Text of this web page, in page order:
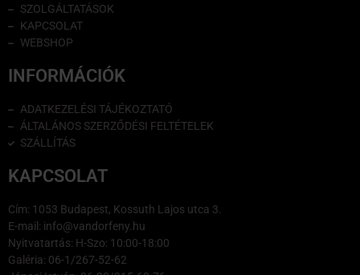
SZOLGÁLTATÁSOK
KAPCSOLAT
WEBSHOP
INFORMÁCIÓK
ADATKEZELÉSI TÁJÉKOZTATÓ
ÁLTALÁNOS SZERZŐDÉSI FELTÉTELEK
SZÁLLÍTÁS
KAPCSOLAT
Cím: 1053 Budapest, Kossuth Lajos utca 3.
E-mail: info@vandorfeny.hu
Nyitvatartás: H-Szo: 10:00-18:00
Galéria: 06-1/267-52-62